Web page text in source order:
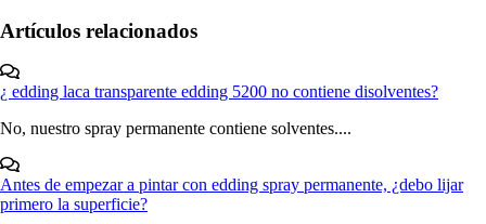
Artículos relacionados
¿ edding laca transparente edding 5200 no contiene disolventes?
No, nuestro spray permanente contiene solventes....
Antes de empezar a pintar con edding spray permanente, ¿debo lijar
primero la superficie?